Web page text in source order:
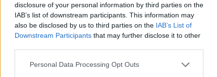
disclosure of your personal information by third parties on the
IAB’s list of downstream participants. This information may
also be disclosed by us to third parties on the IAB’s List of
Downstream Participants that may further disclose it to other
Please note that this website/app uses one or more Google
Personal Data Processing Opt Outs
Λόγω πτώσης παντογράφου, υπήρξε απώλεια
κλιματισμού και φωτισμού για λίγη ώρα, ωστόσο οι
μηχανές εφεδρείας έχουν ήδη πραγματοποιήσει
αποκαθιστώντας τις λειτουργίες κλιματισμού και